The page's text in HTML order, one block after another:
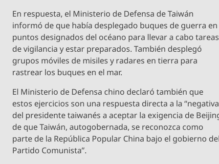
En respuesta, el Ministerio de Defensa de Taiwán
informó de que había desplegado buques de guerra en
puntos designados del océano para llevar a cabo tareas
de vigilancia y estar preparados. También desplegó
grupos móviles de misiles y radares en tierra para
rastrear los buques en el mar.
El Ministerio de Defensa chino declaró también que
estos ejercicios son una respuesta directa a la “negativa
del presidente taiwanés a aceptar la exigencia de
de que Taiwán, autogobernada, se reconozca como
parte de la República Popular China bajo el gobierno
Partido Comunista”.